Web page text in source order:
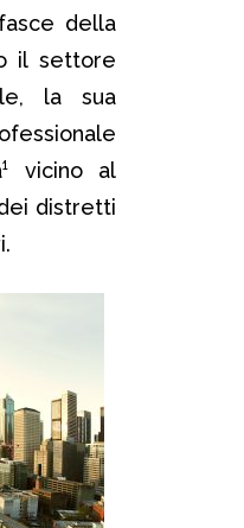
della
il settore
la sua
vicino al
distretti